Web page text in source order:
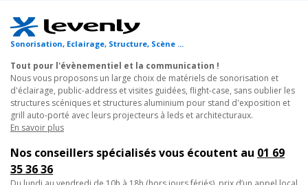
3. Décoration de vitrines : utile pour créer des présentations
visuelles attrayantes dans les magasins ou
4. Structures suspendues : adapté pour suspendre des éléments
décoratifs ou des installations artistiques dans deshalls
d'expositionou des centres commerciaux.
5. Cadre pour signalétique : efficace pour encadrer des
d'événements professionnels.
Sonorisation, Eclairage, Structure, Scène ...
Tout pour l'évènementiel et la communication !
Nous vous proposons un large choix de matériels de sonorisation et
d'éclairage, public-address et visites guidées, flight-case, sans oublier les
structures scéniques et structures aluminium pour stand d'exposition et
grill auto-porté avec leurs projecteurs à leds et architecturaux.
En savoir plus
Nos conseillers spécialisés vous écoutent au 01 69
35 36 36